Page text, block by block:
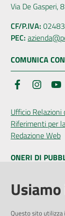
Via De Gasperi,
CF/P.IVA:
PEC:
COMUNICA
Facebook
Ufficio Relazioni
Riferimenti per
Redazione Web
ONERI DI
Pubblicità legale
Questo sito utilizza